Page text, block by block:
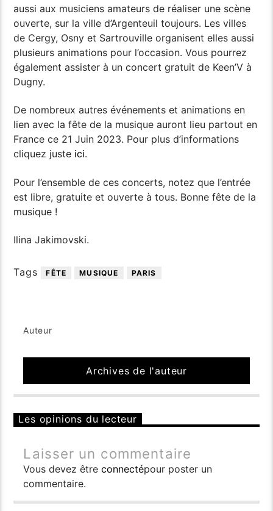
aussi aux musiciens amateurs de réaliser une scène
ouverte, sur la ville d’Argenteuil toujours. Les villes
de Cergy, Osny et Sartrouville organisent elles aussi
plusieurs animations pour l’occasion. Vous pourrez
également assister à un concert gratuit de Keen’V à
Dugny.
De nombreux autres événements et animations en
lien avec la fête de la musique auront lieu partout en
France ce 21 Juin 2023. Pour plus d’informations
cliquez juste ici.
Pour l’ensemble de ces concerts, notez que l’entrée
est libre, gratuite et ouverte à tous. Bonne fête de la
musique !
Ilina Jakimovski.
Tags FÊTE MUSIQUE PARIS
Auteur
Archives de l'auteur
Les opinions du lecteur
Laisser un commentaire
Vous devez êtreconnectépour poster un
commentaire.